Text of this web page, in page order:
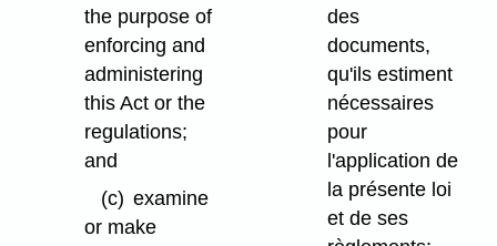
the purpose of
enforcing and
administering
this Act or the
regulations;
and
(c) examine
or make
des
documents,
qu'ils estiment
nécessaires
pour
l'application de
la présente loi
et de ses